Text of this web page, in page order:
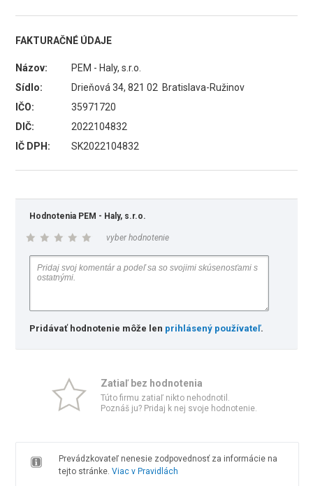
FAKTURAČNÉ ÚDAJE
Názov:
PEM - Haly, s.r.o.
Sídlo:
Drieňová 34, 821 02 Bratislava-Ružinov
IČO:
35971720
DIČ:
2022104832
IČ DPH:
SK2022104832
Hodnotenia PEM - Haly, s.r.o.
vyber hodnotenie
Pridávať hodnotenie môže len prihlásený používateľ.
Zatiaľ bez hodnotenia
Túto firmu zatiaľ nikto nehodnotil.
Poznáš ju? Pridaj k nej svoje hodnotenie.
Prevádzkovateľ nenesie zodpovednosť za informácie na
tejto stránke. Viac v Pravidlách